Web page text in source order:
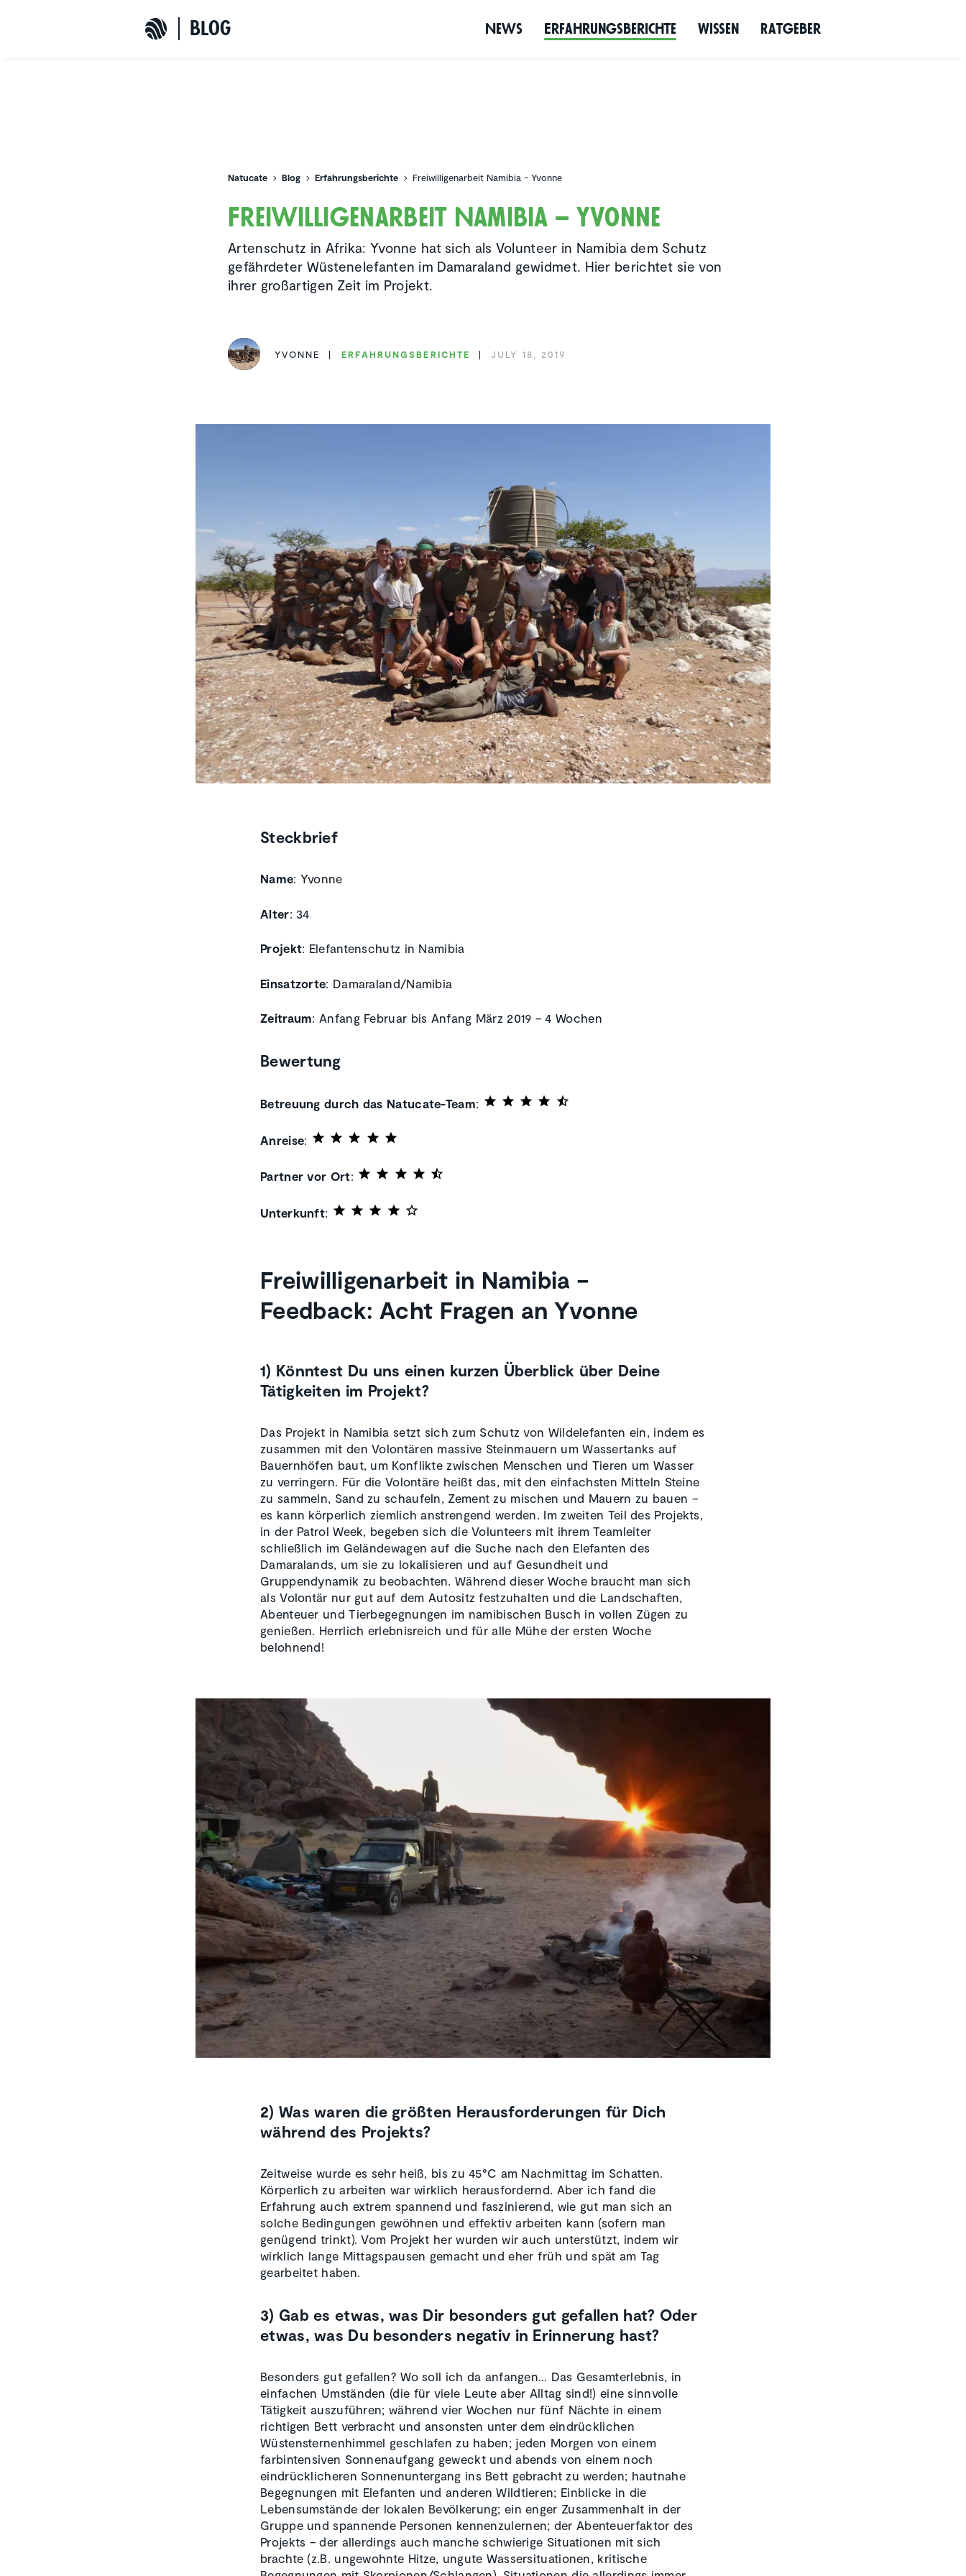
bLoG News Erfah­rungs­be­richte Wissen Ratgeber
Natucate Blog Erfahrungsberichte Freiwilligenarbeit Namibia – Yvonne
Freiwil­li­gen­ar­beit Namibia – Yvonne
Artenschutz in Afrika: Yvonne hat sich als Volunteer in Namibia dem Schutz
gefährdeter Wüstenelefanten im Damaraland gewidmet. Hier berichtet sie von
ihrer großartigen Zeit im Projekt.
YVONNE ERFAH­RUNGS­BE­RICHTE JULY 18, 2019
Steckbrief
Name: Yvonne
Alter: 34
Projekt: Elefantenschutz in Namibia
Einsatzorte: Damaraland/Namibia
Zeitraum: Anfang Februar bis Anfang März 2019 – 4 Wochen
Bewertung
Betreuung durch das Natucate-Team:
Anreise:
Partner vor Ort:
Unterkunft:
Freiwilligenarbeit in Namibia –
Feedback: Acht Fragen an Yvonne
1) Könntest Du uns einen kurzen Überblick über Deine
Tätigkeiten im Projekt?
Das Projekt in Namibia setzt sich zum Schutz von Wildelefanten ein, indem es
zusammen mit den Volontären massive Steinmauern um Wassertanks auf
Bauernhöfen baut, um Konflikte zwischen Menschen und Tieren um Wasser
zu verringern. Für die Volontäre heißt das, mit den einfachsten Mitteln Steine
zu sammeln, Sand zu schaufeln, Zement zu mischen und Mauern zu bauen –
es kann körperlich ziemlich anstrengend werden. Im zweiten Teil des Projekts,
in der Patrol Week, begeben sich die Volunteers mit ihrem Teamleiter
schließlich im Geländewagen auf die Suche nach den Elefanten des
Damaralands, um sie zu lokalisieren und auf Gesundheit und
Gruppendynamik zu beobachten. Während dieser Woche braucht man sich
als Volontär nur gut auf dem Autositz festzuhalten und die Landschaften,
Abenteuer und Tierbegegnungen im namibischen Busch in vollen Zügen zu
genießen. Herrlich erlebnisreich und für alle Mühe der ersten Woche
belohnend!
2) Was waren die größten Herausforderungen für Dich
während des Projekts?
Zeitweise wurde es sehr heiß, bis zu 45°C am Nachmittag im Schatten.
Körperlich zu arbeiten war wirklich herausfordernd. Aber ich fand die
Erfahrung auch extrem spannend und faszinierend, wie gut man sich an
solche Bedingungen gewöhnen und effektiv arbeiten kann (sofern man
genügend trinkt). Vom Projekt her wurden wir auch unterstützt, indem wir
wirklich lange Mittagspausen gemacht und eher früh und spät am Tag
gearbeitet haben.
3) Gab es etwas, was Dir besonders gut gefallen hat? Oder
etwas, was Du besonders negativ in Erinnerung hast?
Besonders gut gefallen? Wo soll ich da anfangen… Das Gesamterlebnis, in
einfachen Umständen (die für viele Leute aber Alltag sind!) eine sinnvolle
Tätigkeit auszuführen; während vier Wochen nur fünf Nächte in einem
richtigen Bett verbracht und ansonsten unter dem eindrücklichen
Wüstensternenhimmel geschlafen zu haben; jeden Morgen von einem
farbintensiven Sonnenaufgang geweckt und abends von einem noch
eindrücklicheren Sonnenuntergang ins Bett gebracht zu werden; hautnahe
Begegnungen mit Elefanten und anderen Wildtieren; Einblicke in die
Lebensumstände der lokalen Bevölkerung; ein enger Zusammenhalt in der
Gruppe und spannende Personen kennenzulernen; der Abenteuerfaktor des
Projekts – der allerdings auch manche schwierige Situationen mit sich
brachte (z.B. ungewohnte Hitze, ungute Wassersituationen, kritische